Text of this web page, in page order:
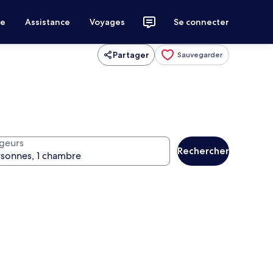
Assistance Voyages Se connecter
Partager Sauvegarder
Rechercher